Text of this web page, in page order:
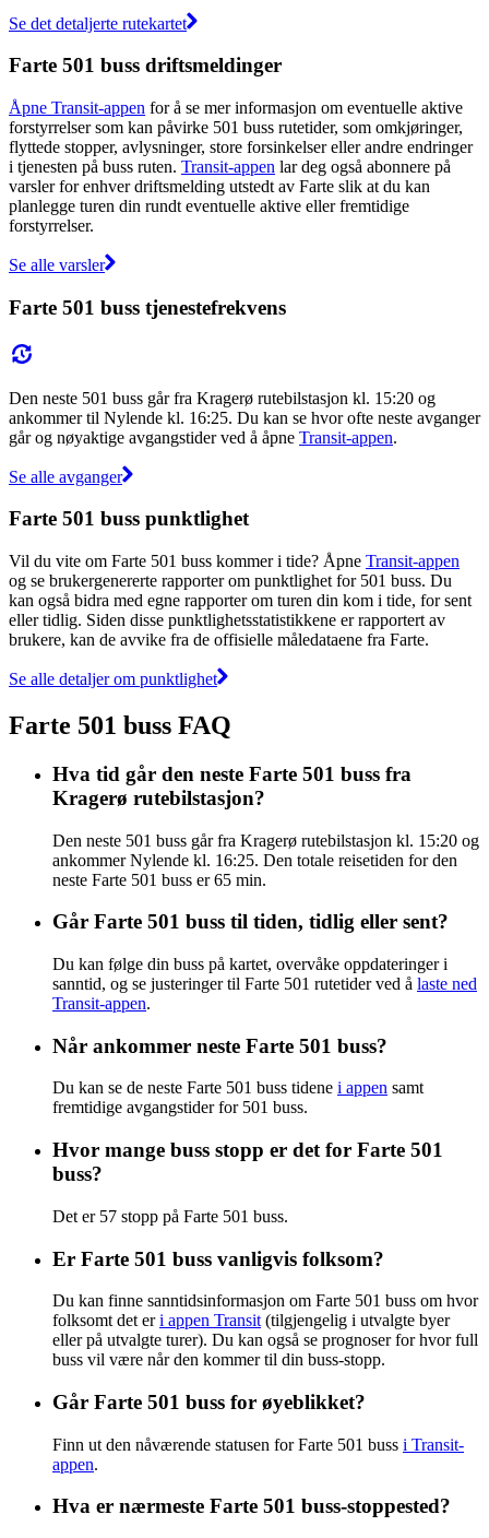
Se det detaljerte rutekartet
Farte 501 buss driftsmeldinger
Åpne Transit-appen for å se mer informasjon om eventuelle aktive
forstyrrelser som kan påvirke 501 buss rutetider, som omkjøringer,
flyttede stopper, avlysninger, store forsinkelser eller andre endringer
i tjenesten på buss ruten. Transit-appen lar deg også abonnere på
varsler for enhver driftsmelding utstedt av Farte slik at du kan
planlegge turen din rundt eventuelle aktive eller fremtidige
forstyrrelser.
Se alle varsler
Farte 501 buss tjenestefrekvens
Den neste 501 buss går fra Kragerø rutebilstasjon kl. 15:20 og
ankommer til Nylende kl. 16:25. Du kan se hvor ofte neste avganger
går og nøyaktige avgangstider ved å åpne Transit-appen.
Se alle avganger
Farte 501 buss punktlighet
Vil du vite om Farte 501 buss kommer i tide? Åpne Transit-appen
og se brukergenererte rapporter om punktlighet for 501 buss. Du
kan også bidra med egne rapporter om turen din kom i tide, for sent
eller tidlig. Siden disse punktlighetsstatistikkene er rapportert av
brukere, kan de avvike fra de offisielle måledataene fra Farte.
Se alle detaljer om punktlighet
Farte 501 buss FAQ
Hva tid går den neste Farte 501 buss fra
Kragerø rutebilstasjon?
Den neste 501 buss går fra Kragerø rutebilstasjon kl. 15:20 og
ankommer Nylende kl. 16:25. Den totale reisetiden for den
neste Farte 501 buss er 65 min.
Går Farte 501 buss til tiden, tidlig eller sent?
Du kan følge din buss på kartet, overvåke oppdateringer i
sanntid, og se justeringer til Farte 501 rutetider ved å laste ned
Transit-appen.
Når ankommer neste Farte 501 buss?
Du kan se de neste Farte 501 buss tidene i appen samt
fremtidige avgangstider for 501 buss.
Hvor mange buss stopp er det for Farte 501
buss?
Det er 57 stopp på Farte 501 buss.
Er Farte 501 buss vanligvis folksom?
Du kan finne sanntidsinformasjon om Farte 501 buss om hvor
folksomt det eri appen Transit (tilgjengelig i utvalgte byer
eller på utvalgte turer). Du kan også se prognoser for hvor full
buss vil være når den kommer til din buss-stopp.
Går Farte 501 buss for øyeblikket?
Finn ut den nåværende statusen for Farte 501 buss i Transit-
appen.
Hva er nærmeste Farte 501 buss-stoppested?